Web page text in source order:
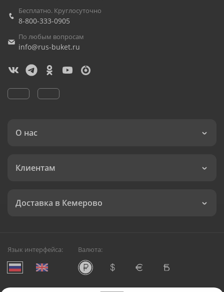
Бесплатно. Круглосуточно
8-800-333-0905
По любым вопросам
info@rus-buket.ru
О нас
Клиентам
Доставка в Кемерово
Язык интерфейса: Валюта: